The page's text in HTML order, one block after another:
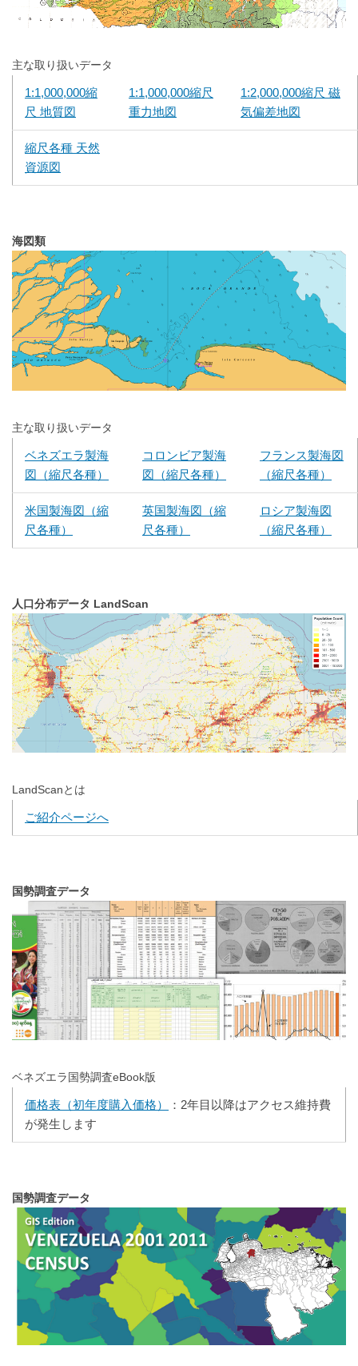
主な取り扱いデータ
1:1,000,000縮
尺 地質図
1:1,000,000縮尺
重力地図
1:2,000,000縮尺 磁
気偏差地図
縮尺各種 天然
資源図
海図類
主な取り扱いデータ
ベネズエラ製海
図（縮尺各種）
コロンビア製海
図（縮尺各種）
フランス製海図
（縮尺各種）
米国製海図（縮
尺各種）
英国製海図（縮
尺各種）
ロシア製海図
（縮尺各種）
人口分布データ LandScan
LandScanとは
ご紹介ページへ
国勢調査データ
ベネズエラ国勢調査eBook版
価格表（初年度購入価格）
：2年目以降はアクセス維持費
が発生します
国勢調査データ